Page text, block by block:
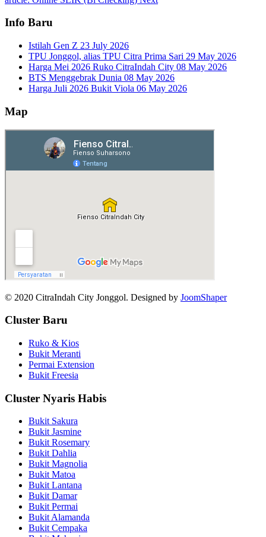
Info Baru
Istilah Gen Z 23 July 2026
TPU Jonggol, alias TPU Citra Prima Sari 29 May 2026
Harga Mei 2026 Ruko CitraIndah City 08 May 2026
BTS Menggebrak Dunia 08 May 2026
Harga Juli 2026 Bukit Viola 06 May 2026
Map
© 2020 CitraIndah City Jonggol. Designed by JoomShaper
Cluster Baru
Ruko & Kios
Bukit Meranti
Permai Extension
Bukit Freesia
Cluster Nyaris Habis
Bukit Sakura
Bukit Jasmine
Bukit Rosemary
Bukit Dahlia
Bukit Magnolia
Bukit Matoa
Bukit Lantana
Bukit Damar
Bukit Permai
Bukit Alamanda
Bukit Cempaka